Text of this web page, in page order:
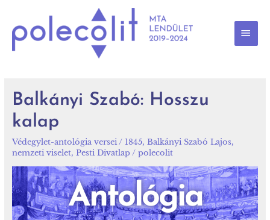
Balkányi Szabó: Hosszu
kalap
Védegylet-antológia versei/ 1845,Balkányi Szabó Lajos,
nemzeti viselet,Pesti Divatlap /polecolit
Antológia